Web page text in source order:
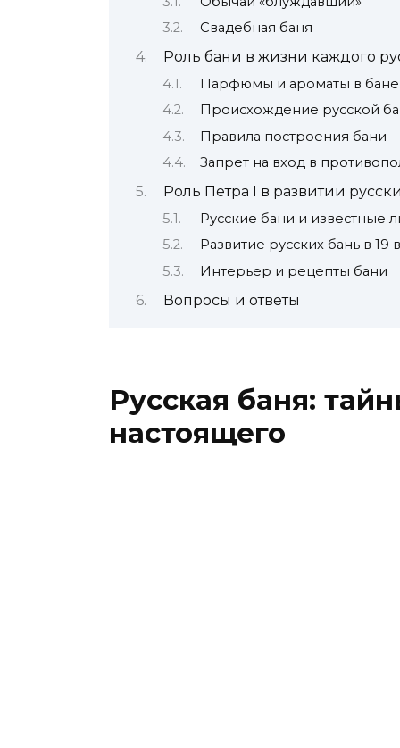
Свадебная баня
Роль бани в жизни каждого
Парфюмы и ароматы в бане
Происхождение русской
Правила построения бани
Запрет на вход в
Роль Петра I в развитии
Русские бани и известные
Развитие русских бань в 19
Интерьер и рецепты бани
Вопросы и ответы
Русская баня:
настоящего